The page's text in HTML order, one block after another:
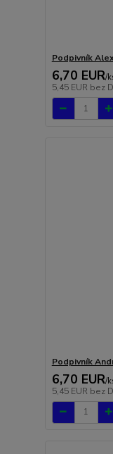
Podpivník
6,70 EUR/
5,45 EUR bez
Podpivník
6,70 EUR/
5,45 EUR bez